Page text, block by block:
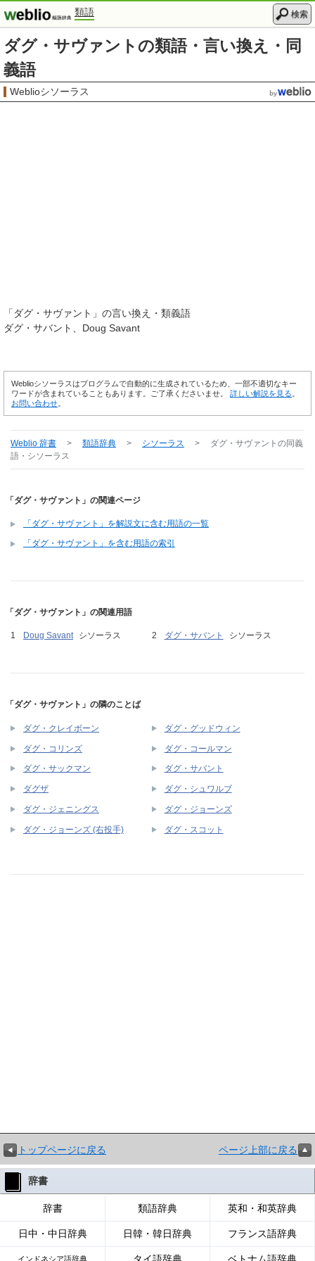
類語 検索
ダグ・サヴァントの類語・言い換え・同
義語
Weblioシソーラス
「 ダグ・サヴァント 」の言い換え・類義語
ダグ・サバント
Doug Savant
Weblioシソーラスはプログラムで自動的に生成されているため、一部不適切なキー
ワードが含まれていることもあります。ご了承くださいませ。 詳しい解説を見る
お問い合わせ
Weblio 辞書 > 類語辞典 > シソーラス > ダグ・サヴァント の同義
語・シソーラス
「ダグ・サヴァント」の関連ページ
「ダグ・サヴァント」を解説文に含む用語の一覧
「ダグ・サヴァント」を含む用語の索引
「ダグ・サヴァント」の関連用語
Doug Savant シソーラス ダグ・サバント シソーラス
「ダグ・サヴァント」の隣のことば
ダグ・クレイボーン ダグ・グッドウィン
ダグ・コリンズ ダグ・コールマン
ダグ・サックマン ダグ・サバント
ダグザ ダグ・シュワルブ
ダグ・ジェニングス ダグ・ジョーンズ
ダグ・ジョーンズ (右投手) ダグ・スコット
トップページに戻る ページ上部に戻る
辞書
辞書 類語辞典 英和・和英辞典
日中・中日辞典 日韓・韓日辞典 フランス語辞典
インドネシア語辞典